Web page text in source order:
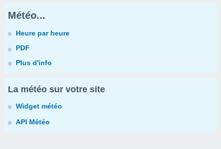
Météo...
Heure par heure
PDF
Plus d'info
La météo sur votre site
Widget météo
API Météo